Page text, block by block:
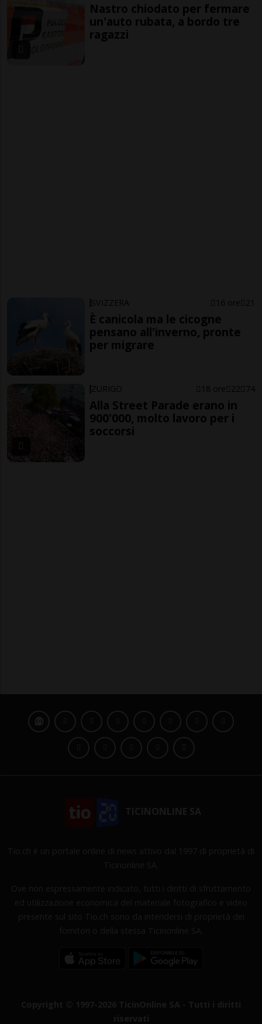
Nastro chiodato per fermare
un'auto rubata, a bordo tre
ragazzi
SVIZZERA 16 ore 21
È canicola ma le cicogne
pensano all'inverno, pronte
per migrare
ZURIGO 18 ore 22 74
Alla Street Parade erano in
900'000, molto lavoro per i
soccorsi